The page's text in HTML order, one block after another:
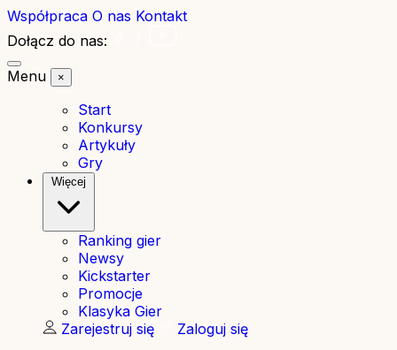
Współpraca O nas Kontakt
Dołącz do nas:
Menu
×
Start
Konkursy
Artykuły
Gry
Więcej
Ranking gier
Newsy
Kickstarter
Promocje
Klasyka Gier
Zarejestruj się
Zaloguj się